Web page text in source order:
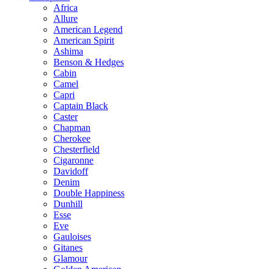
Africa
Allure
American Legend
American Spirit
Ashima
Benson & Hedges
Cabin
Camel
Capri
Captain Black
Caster
Chapman
Cherokee
Chesterfield
Cigaronne
Davidoff
Denim
Double Happiness
Dunhill
Esse
Eve
Gauloises
Gitanes
Glamour